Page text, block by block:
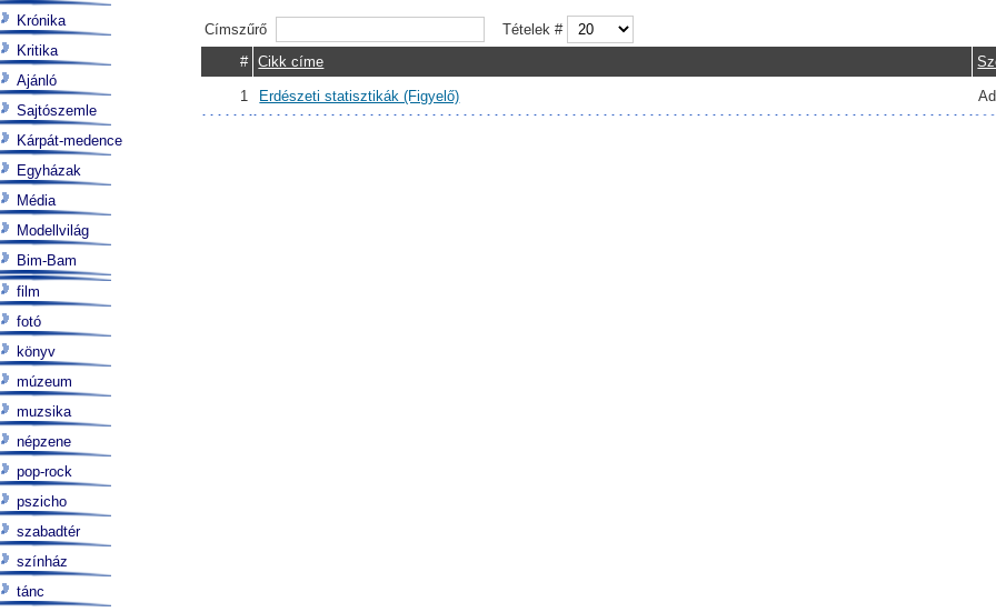
Címszűrő
Tételek #
# Cikk címe
1 Erdészeti statisztikák (Figyelő)
Krónika
Kritika
Ajánló
Sajtószemle
Kárpát-medence
Egyházak
Média
Modellvilág
Bim-Bam
film
fotó
könyv
múzeum
muzsika
népzene
pop-rock
pszicho
szabadtér
színház
tánc